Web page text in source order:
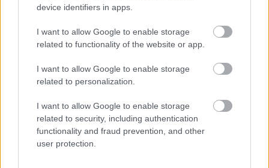
device identifiers in apps.
I want to allow Google to enable storage
related to functionality of the website or app.
I want to allow Google to enable storage
related to personalization.
I want to allow Google to enable storage
related to security, including authentication
functionality and fraud prevention, and other
user protection.
Pilisszentkereszten a Magyarországra látogató VI. Lipót
osztrák herceg (ur. 1198-1230) tiszteletére, melyen Péter
ispán, Simon bán és vélhetően Bánk bán is részt vett. Ez a
biztosított a merénylethez: egyfelől azért, mert a gyűlölt
királyné várától és testőrségétől egyaránt távol került,
másfelől pedig azért, mert a férj, II. András király ebben az
időszakban éppen Halicsban háborúzott. A nemes urak a
gyilkosságot feltehetően a pilisi hegyekben hajtották végre: